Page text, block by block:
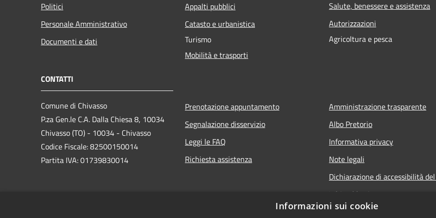
Politici
Personale Amministrativo
Documenti e dati
Appalti pubblici
Catasto e urbanistica
Turismo
Mobilità e trasporti
Salute, benessere e assistenza
Autorizzazioni
Agricoltura e pesca
CONTATTI
Comune di Chivasso
P.za Gen.le C.A. Dalla Chiesa 8, 10034
Chivasso (TO) - 10034 - Chivasso
Codice Fiscale: 82500150014
Partita IVA: 01739830014
Prenotazione appuntamento
Segnalazione disservizio
Leggi le FAQ
Richiesta assistenza
Amministrazione trasparente
Albo Pretorio
Informativa privacy
Note legali
Dichiarazione di accessibilità
Whisteblowing
Statistiche web
Informazioni sui cookie